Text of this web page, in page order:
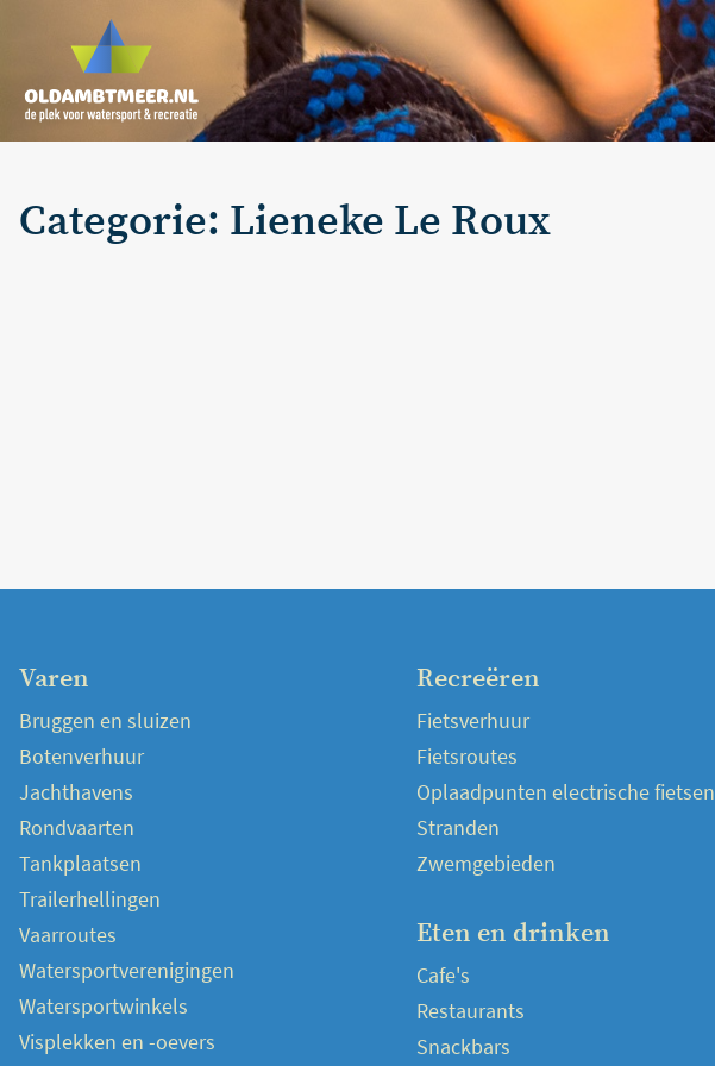
Categorie: Lieneke Le Roux
Varen
Bruggen en sluizen
Botenverhuur
Jachthavens
Rondvaarten
Tankplaatsen
Trailerhellingen
Vaarroutes
Watersportverenigingen
Watersportwinkels
Visplekken en -oevers
Recreëren
Fietsverhuur
Fietsroutes
Oplaadpunten electrische fietsen
Stranden
Zwemgebieden
Eten en drinken
Cafe's
Restaurants
Snackbars